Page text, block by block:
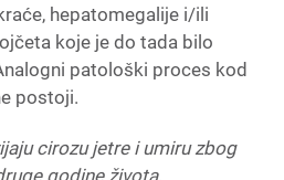
hepatomegalije i/ili
koje je do tada bilo
patološki proces kod
postoji.
cirozu jetre i umiru zbog